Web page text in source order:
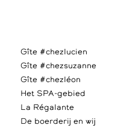
Gîte #chezlucien
Gîte #chezsuzanne
Gîte #chezléon
Het SPA-gebied
La Régalante
De boerderij en wij